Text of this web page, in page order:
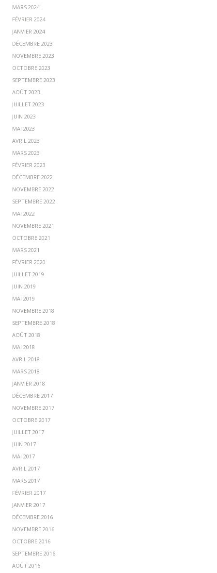
MARS 2024
FÉVRIER 2024
JANVIER 2024
DÉCEMBRE 2023
NOVEMBRE 2023
OCTOBRE 2023
SEPTEMBRE 2023
AOÛT 2023
JUILLET 2023
JUIN 2023
MAI 2023
AVRIL 2023
MARS 2023
FÉVRIER 2023
DÉCEMBRE 2022
NOVEMBRE 2022
SEPTEMBRE 2022
MAI 2022
NOVEMBRE 2021
OCTOBRE 2021
MARS 2021
FÉVRIER 2020
JUILLET 2019
JUIN 2019
MAI 2019
NOVEMBRE 2018
SEPTEMBRE 2018
AOÛT 2018
MAI 2018
AVRIL 2018
MARS 2018
JANVIER 2018
DÉCEMBRE 2017
NOVEMBRE 2017
OCTOBRE 2017
JUILLET 2017
JUIN 2017
MAI 2017
AVRIL 2017
MARS 2017
FÉVRIER 2017
JANVIER 2017
DÉCEMBRE 2016
NOVEMBRE 2016
OCTOBRE 2016
SEPTEMBRE 2016
AOÛT 2016